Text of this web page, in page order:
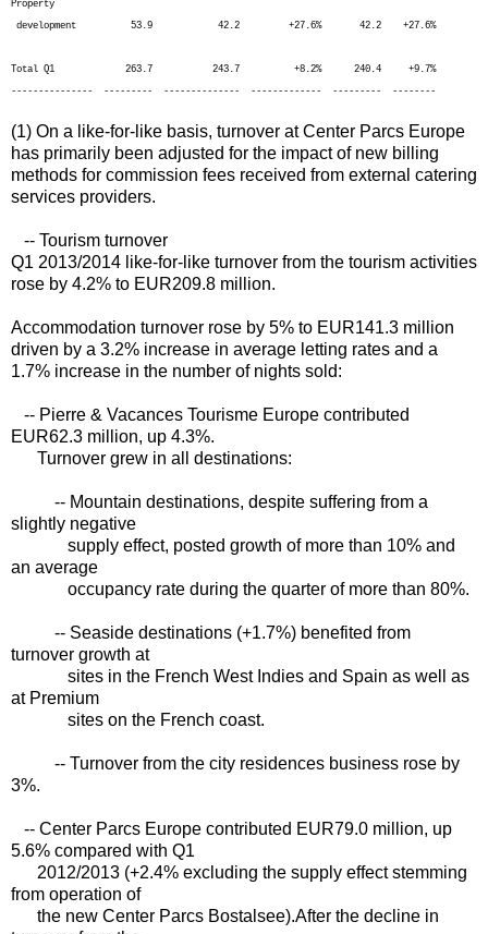
Property
development 53.9 42.2 +27.6% 42.2 +27.6%
Total Q1 263.7 243.7 +8.2% 240.4 +9.7%
--------------- --------- -------------- ------------- --------- --------
(1) On a like-for-like basis, turnover at Center Parcs Europe
has primarily been adjusted for the impact of new billing
methods for commission fees received from external catering
services providers.
-- Tourism turnover
Q1 2013/2014 like-for-like turnover from the tourism activities
rose by 4.2% to EUR209.8 million.
Accommodation turnover rose by 5% to EUR141.3 million
driven by a 3.2% increase in average letting rates and a
1.7% increase in the number of nights sold:
-- Pierre & Vacances Tourisme Europe contributed
EUR62.3 million, up 4.3%.
Turnover grew in all destinations:
-- Mountain destinations, despite suffering from a
slightly negative
supply effect, posted growth of more than 10% and
an average
occupancy rate during the quarter of more than 80%.
-- Seaside destinations (+1.7%) benefited from
turnover growth at
sites in the French West Indies and Spain as well as
at Premium
sites on the French coast.
-- Turnover from the city residences business rose by
3%.
-- Center Parcs Europe contributed EUR79.0 million, up
5.6% compared with Q1
2012/2013 (+2.4% excluding the supply effect stemming
from operation of
the new Center Parcs Bostalsee).After the decline in